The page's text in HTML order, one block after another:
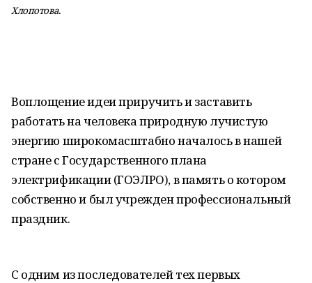
Хлопотова.
Воплощение идеи приручить и заставить
работать на человека природную лучистую
энергию широкомасштабно началось в нашей
стране с Государственного плана
электрификации (ГОЭЛРО), в память о котором
собственно и был учрежден профессиональный
праздник.
С одним из последователей тех первых